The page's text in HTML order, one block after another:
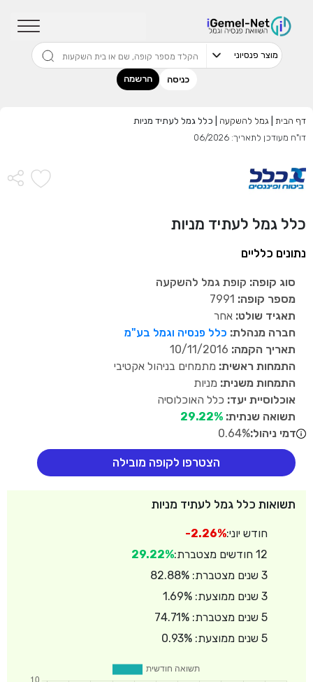
כניסה הרשמה
דף הבית גמל להשקעה
כלל גמל לעתיד מניות
דו"ח מעודכן לתאריך: 06/2026
כלל גמל לעתיד מניות
נתונים כלליים
סוג קופה: קופת גמל להשקעה
מספר קופה:
תאגיד שולט: אחר
חברה מנהלת: כלל פנסיה וגמל בע"מ
תאריך הקמה:
התמחות ראשית: מתמחים בניהול אקטיבי
התמחות משנית: מניות
אוכלוסיית יעד: כלל האוכלוסיה
תשואה שנתית: 29.22%
דמי ניהול:0.64%
הצטרפו לקופה מובילה
תשואות כלל גמל לעתיד מניות
חודש יוני:-2.26%
12 חודשים מצטברת:
29.22%
3 שנים מצטברת: 82.88%
3 שנים ממוצעת: 1.69%
5 שנים מצטברת: 74.71%
5 שנים ממוצעת: 0.93%
מתכנן פיננסי (ללא עלות), השאירו פרטים: